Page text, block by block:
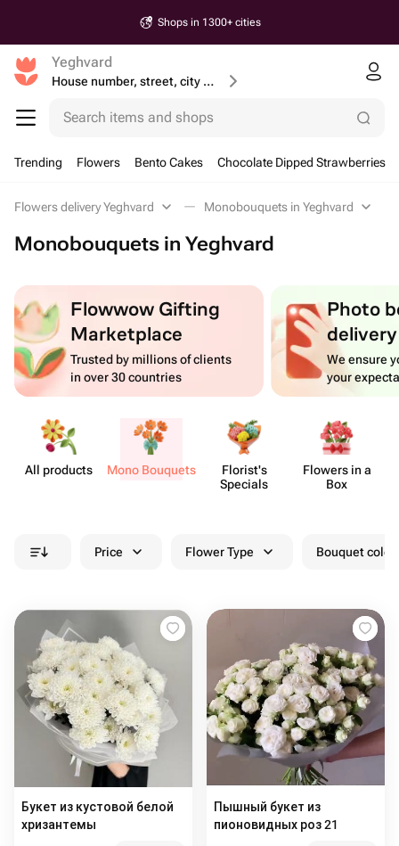
Shops in 1300+ cities
Yeghvard
House number, street, city or postcode
Search items and shops
Trending Flowers Bento Cakes Chocolate Dipped Strawberries
Flowers delivery Yeghvard Monobouquets in Yeghvard
Monobouquets in Yeghvard
Flowwow Gifting
Marketplace
Trusted by millions of clients
in over 30 countries
Photo
delivery
We ensure
your
All products Mono Bouquets
Florist's
Specials
Flowers in a
Box
Price Flower Type Bouquet
Букет из кустовой белой
хризантемы
Пышный букет из
пионовидных роз 21